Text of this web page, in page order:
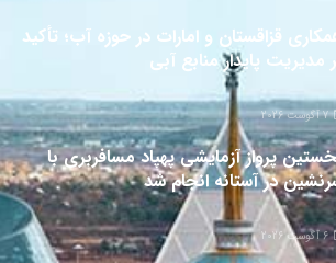
قزاقستان و امارات در حوزه آب؛ تأکید
مدیریت پایدار منابع آبی
7 آگوست 2026
پرواز آزمایشی پهپاد مسافربری با
در آستانه انجام شد
6 آگوست 2026